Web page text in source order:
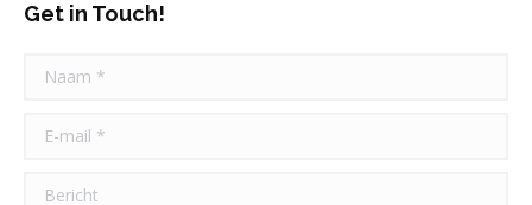
Get in Touch!
Naam *
E-mail *
Bericht